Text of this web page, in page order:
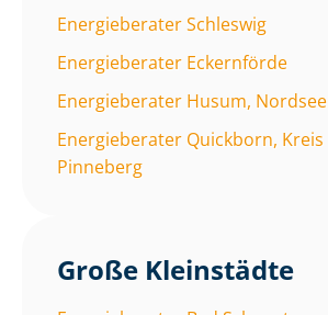
Energieberater Schleswig
Energieberater Eckernförde
Energieberater Husum, Nordsee
Energieberater Quickborn, Kreis
Pinneberg
Große Kleinstädte